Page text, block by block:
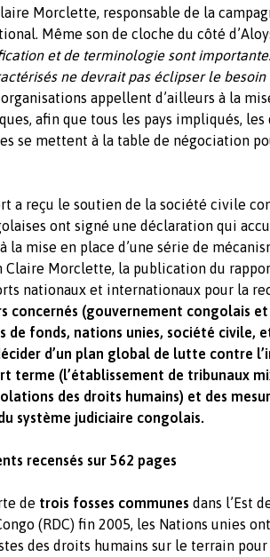
Morclette, responsable de la
Même son de cloche du côté
et de terminologie sont
ne devrait pas éclipser le
organisations appellent d’ailleurs à la
afin que tous les pays impliqués,
se mettent à la table de négociation
a reçu le soutien de la société civile
ont signé une déclaration qui
la mise en place d’une série de
Claire Morclette, la publication du
nationaux et internationaux pour la
concernés (gouvernement congolais
de fonds, nations unies, société civile,
d’un plan global de lutte contre
terme (l’établissement de tribunaux
des droits humains) et des
système judiciaire congolais.
recensés sur 562 pages
de trois fosses communes dans l’Est
(RDC) fin 2005, les Nations unies
des droits humains sur le terrain